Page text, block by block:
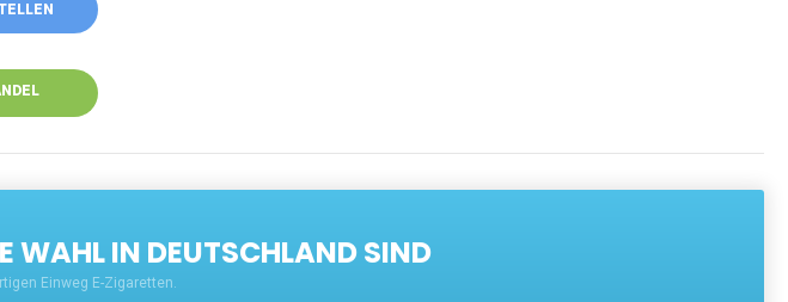
WAHL IN DEUTSCHLAND SIND
Einweg E-Zigaretten.